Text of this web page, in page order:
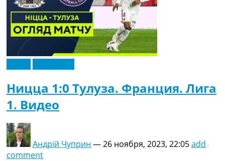
Ницца 1:0 Тулуза. Франция. Лига
1. Видео
Андрій Чуприн —26 ноября, 2023, 22:05add
comment